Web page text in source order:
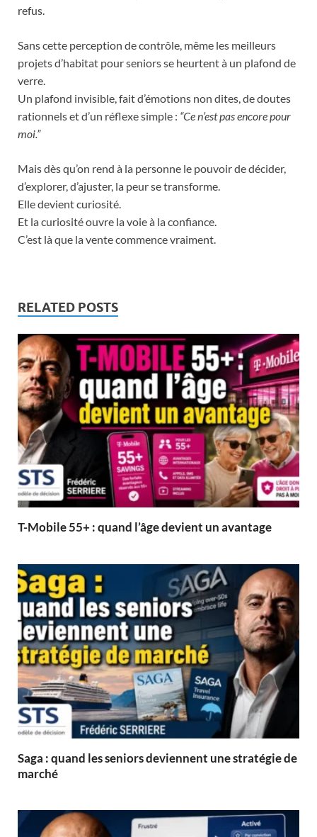
refus.
Sans cette perception de contrôle, même les meilleurs
projets d’habitat pour seniors se heurtent à un plafond de
verre.
Un plafond invisible, fait d’émotions non dites, de doutes
rationnels et d’un réflexe simple : “Ce n’est pas encore pour
moi.”
Mais dès qu’on rend à la personne le pouvoir de décider,
d’explorer, d’ajuster, la peur se transforme.
Elle devient curiosité.
Et la curiosité ouvre la voie à la confiance.
C’est là que la vente commence vraiment.
RELATED POSTS
T-Mobile 55+ : quand l’âge devient un avantage
Saga : quand les seniors deviennent une stratégie de
marché